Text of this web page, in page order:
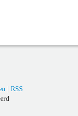
| RSS